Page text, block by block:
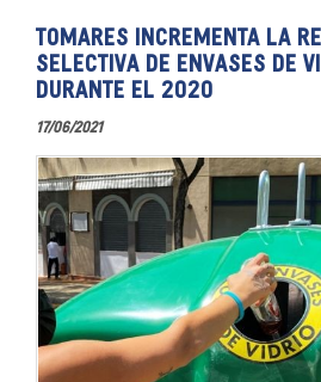
TOMARES INCREMENTA LA
SELECTIVA DE ENVASES DE
DURANTE EL 2020
17/06/2021